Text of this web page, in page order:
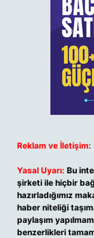
Reklam ve İletişim:
Yasal Uyarı: Bu
şirketi ile hiçbir
hazırladığımız
haber niteliği
paylaşım
benzerlikleri